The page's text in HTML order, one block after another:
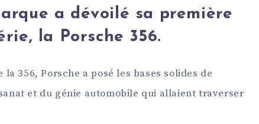
a dévoilé sa première
la Porsche 356.
356, Porsche a posé les bases solides de
et du génie automobile qui allaient traverser